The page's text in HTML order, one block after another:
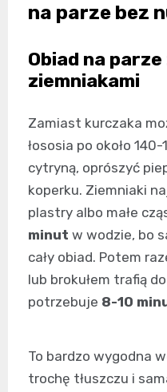
na parze bez
Obiad na parze
ziemniakami
Zamiast kurczaka
łososia po około
cytryną, oprószyć
koperku. Ziemniaki
plastry albo małe
minut w wodzie, bo
cały obiad. Potem
lub brokułem trafią
potrzebuje 8-10
To bardzo wygodna
trochę tłuszczu i